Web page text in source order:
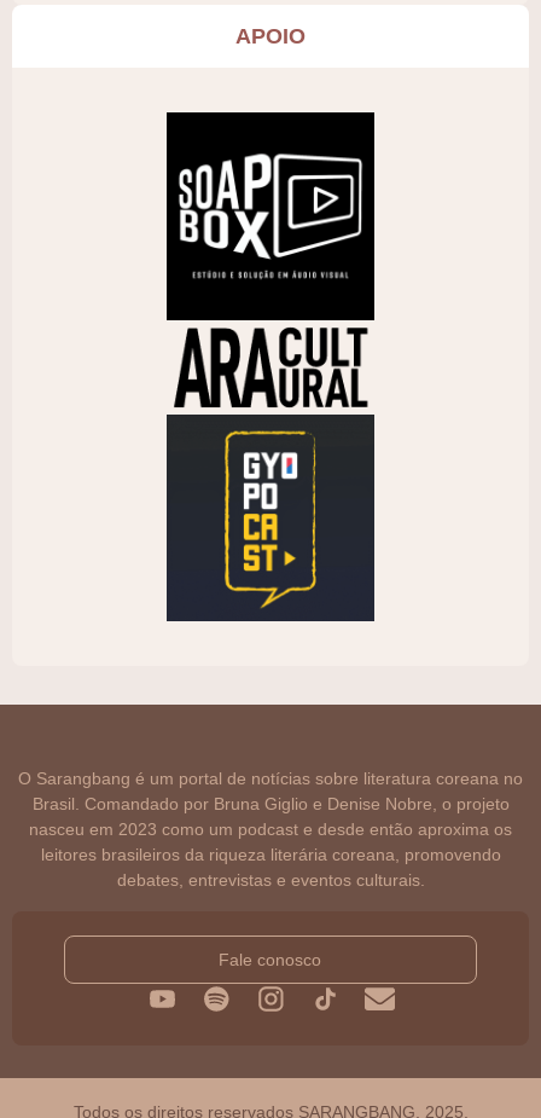
APOIO
O Sarangbang é um portal de notícias sobre literatura coreana no
Brasil. Comandado por Bruna Giglio e Denise Nobre, o projeto
nasceu em 2023 como um podcast e desde então aproxima os
leitores brasileiros da riqueza literária coreana, promovendo
debates, entrevistas e eventos culturais.
Fale conosco
Todos os direitos reservados SARANGBANG, 2025.